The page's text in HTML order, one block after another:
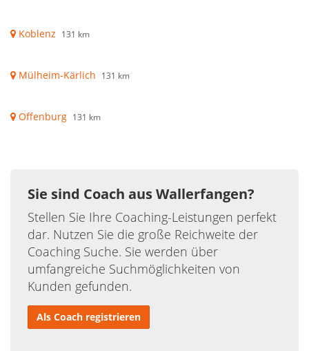
Koblenz 131 km
Mülheim-Kärlich 131 km
Offenburg 131 km
Sie sind Coach aus Wallerfangen?
Stellen Sie Ihre Coaching-Leistungen perfekt
dar. Nutzen Sie die große Reichweite der
Coaching Suche. Sie werden über
umfangreiche Suchmöglichkeiten von
Kunden gefunden.
Als Coach registrieren